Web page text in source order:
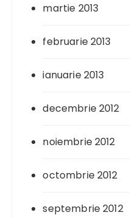
martie 2013
februarie 2013
ianuarie 2013
decembrie 2012
noiembrie 2012
octombrie 2012
septembrie 2012